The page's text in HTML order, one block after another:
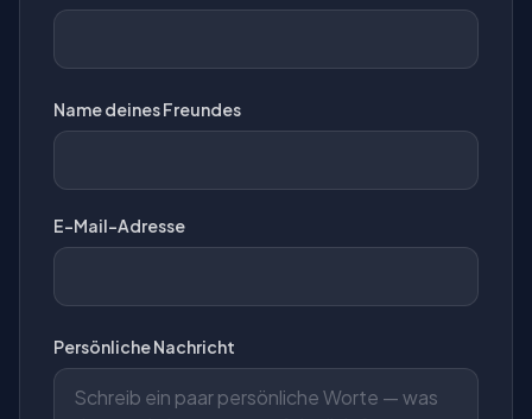
Name deines Freundes
E-Mail-Adresse
Persönliche Nachricht